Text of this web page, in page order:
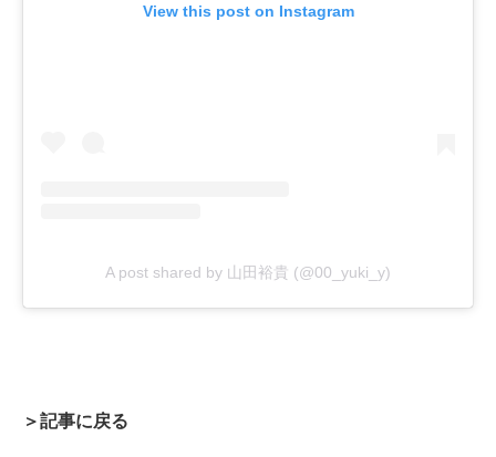
View this post on Instagram
A post shared by 山田裕貴 (@00_yuki_y)
＞記事に戻る